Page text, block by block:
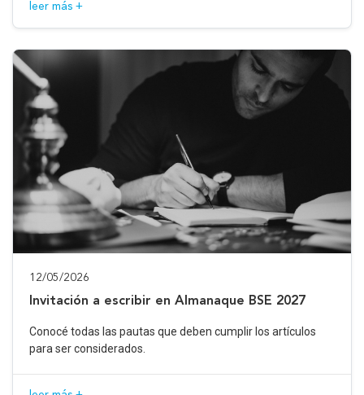
leer más +
12/05/2026
Invitación a escribir en Almanaque BSE 2027
Conocé todas las pautas que deben cumplir los artículos
para ser considerados.